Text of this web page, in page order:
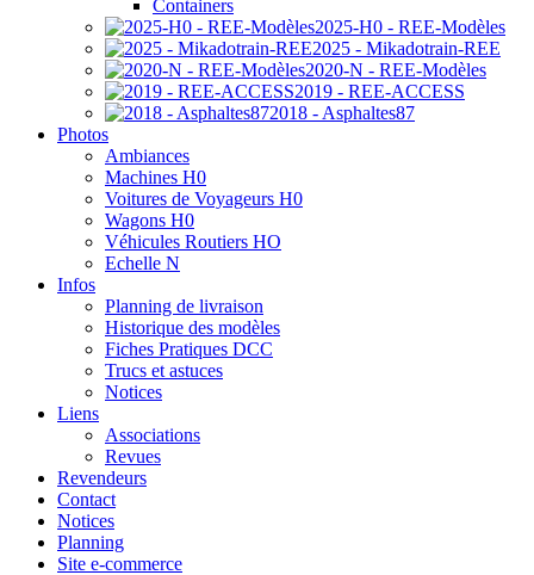
Containers
2025-H0 - REE-Modèles
2025 - Mikadotrain-REE
2020-N - REE-Modèles
2019 - REE-ACCESS
2018 - Asphaltes87
Photos
Ambiances
Machines H0
Voitures de Voyageurs H0
Wagons H0
Véhicules Routiers HO
Echelle N
Infos
Planning de livraison
Historique des modèles
Fiches Pratiques DCC
Trucs et astuces
Notices
Liens
Associations
Revues
Revendeurs
Contact
Notices
Planning
Site e-commerce